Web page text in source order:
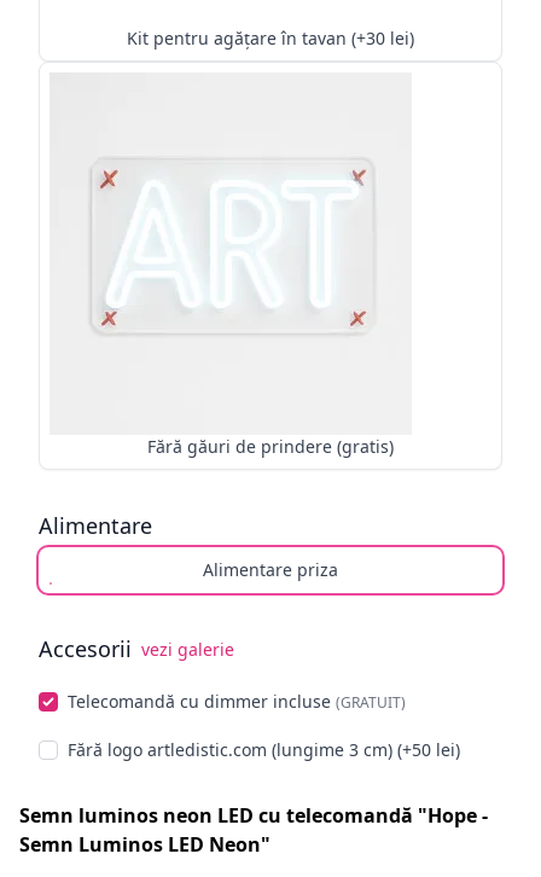
Kit pentru agățare în tavan (+30 lei)
Fără găuri de prindere (gratis)
Alimentare
Alimentare priza
Accesorii vezi galerie
Telecomandă cu dimmer incluse (GRATUIT)
Fără logo artledistic.com (lungime 3 cm) (+50 lei)
Semn luminos neon LED cu telecomandă "Hope -
Semn Luminos LED Neon"